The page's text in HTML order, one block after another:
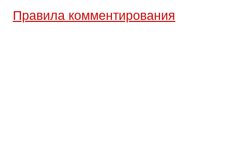
Правила комментирования